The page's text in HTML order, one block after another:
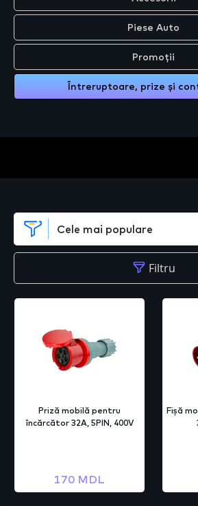
Piese Auto
Promoții
Întreruptoare, prize și
Filtru
Priză mobilă pentru
încărcător 32A, 5PIN, 400V
170 MDL
Fișă